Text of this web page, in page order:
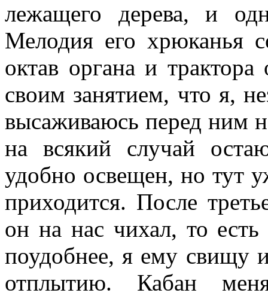
лежащего дерева, и
Мелодия его хрюканья
октав органа и
своим занятием, что я,
высаживаюсь перед ним
на всякий случай
удобно освещен, но тут
приходится. После
он на нас чихал, то
поудобнее, я ему свищу
отплытию. Кабан